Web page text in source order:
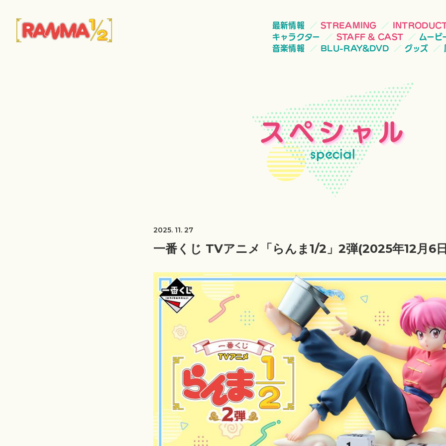
最新情報 STREAMING
キャラクター
STAFF & CAST
ムービ
音楽情報
BLU-RAY&DVD グッズ
スペシャル
special
2025. 11. 27
一番くじ TVアニメ「らんま1/2」2弾(2025年12月6